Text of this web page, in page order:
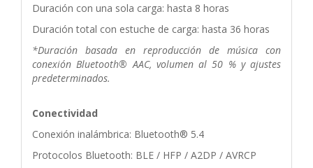
Duración con una sola carga: hasta 8 horas
Duración total con estuche de carga: hasta 36 horas
*Duración basada en reproducción de música con
conexión Bluetooth® AAC, volumen al 50 % y ajustes
predeterminados.
Conectividad
Conexión inalámbrica: Bluetooth® 5.4
Protocolos Bluetooth: BLE / HFP / A2DP / AVRCP